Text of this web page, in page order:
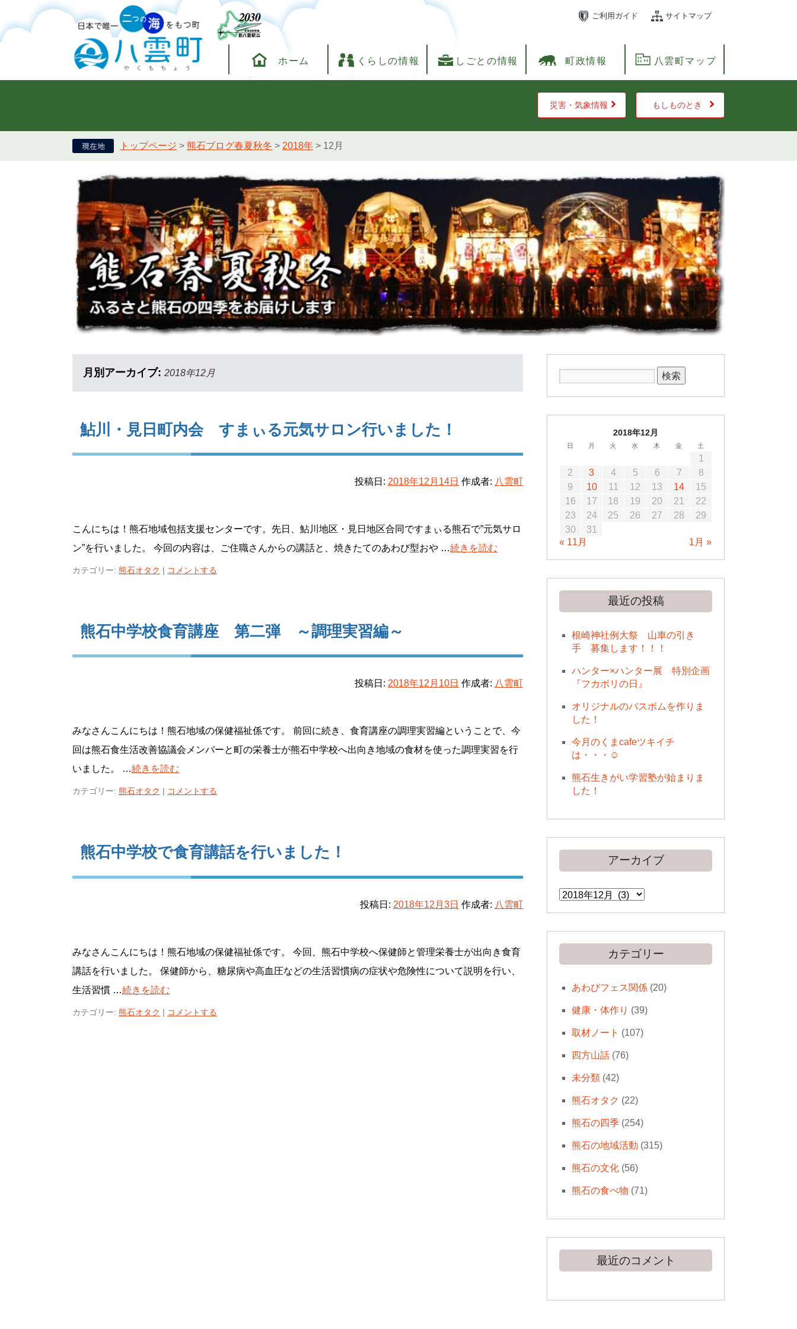
ご利用ガイド サイトマップ
ホーム くらしの情報 しごとの情報 町政情報 八雲町マップ
災害・気象情報 もしものとき
トップページ > 熊石ブログ春夏秋冬 > 2018年 > 12月
月別アーカイブ: 2018年12月
鮎川・見日町内会 すまぃる元気サロン行いました！
投稿日: 2018年12月14日 作成者: 八雲町
こんにちは！熊石地域包括支援センターです。先日、鮎川地区・見日地区合同ですまぃる熊石で”元気サロ
ン”を行いました。 今回の内容は、ご住職さんからの講話と、焼きたてのあわび型おや …続きを読む
カテゴリー: 熊石オタク | コメントする
熊石中学校食育講座 第二弾 ～調理実習編～
投稿日: 2018年12月10日 作成者: 八雲町
みなさんこんにちは！熊石地域の保健福祉係です。 前回に続き、食育講座の調理実習編ということで、今
回は熊石食生活改善協議会メンバーと町の栄養士が熊石中学校へ出向き地域の食材を使った調理実習を行
いました。 …続きを読む
カテゴリー: 熊石オタク | コメントする
熊石中学校で食育講話を行いました！
投稿日: 2018年12月3日 作成者: 八雲町
みなさんこんにちは！熊石地域の保健福祉係です。 今回、熊石中学校へ保健師と管理栄養士が出向き食育
講話を行いました。 保健師から、糖尿病や高血圧などの生活習慣病の症状や危険性について説明を行い、
生活習慣 …続きを読む
カテゴリー: 熊石オタク | コメントする
2018年12月
日 月 火 水 木 金 土
1
2
3 4 5 6 7
8
9
10 11 12 13 14
15
16
17 18 19 20 21
22
23
24 25 26 27 28
29
30
31
« 11月
1月 »
最近の投稿
根崎神社例大祭 山車の引き
手 募集します！！！
ハンター×ハンター展 特別企画
『フカボリの日』
オリジナルのバスボムを作りま
した！
今月のくまcafeツキイチ
は・・・☺
熊石生きがい学習塾が始まりま
した！
アーカイブ
ア
ー
カ
カテゴリー
あわびフェス関係(20)
健康・体作り (39)
取材ノート (107)
四方山話(76)
未分類(42)
熊石オタク (22)
熊石の四季(254)
熊石の地域活動 (315)
熊石の文化(56)
熊石の食べ物 (71)
最近のコメント